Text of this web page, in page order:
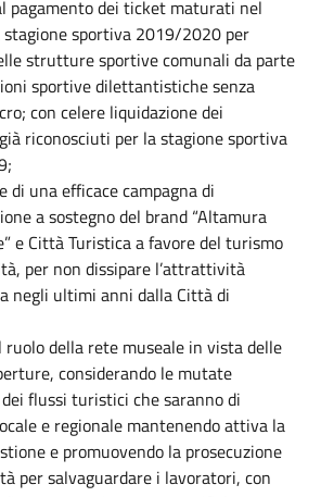
pagamento dei ticket maturati nel
stagione sportiva 2019/2020 per
strutture sportive comunali da parte
sportive dilettantistiche senza
con celere liquidazione dei
riconosciuti per la stagione sportiva
di una efficace campagna di
a sostegno del brand “Altamura
e Città Turistica a favore del turismo
per non dissipare l’attrattività
negli ultimi anni dalla Città di
della rete museale in vista delle
considerando le mutate
flussi turistici che saranno di
e regionale mantenendo attiva la
e promuovendo la prosecuzione
per salvaguardare i lavoratori, con